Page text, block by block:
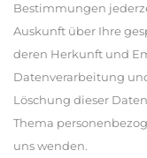
Bestimmungen
Auskunft über Ihre
deren Herkunft und
Datenverarbeitung
Löschung dieser
Thema
uns wenden.